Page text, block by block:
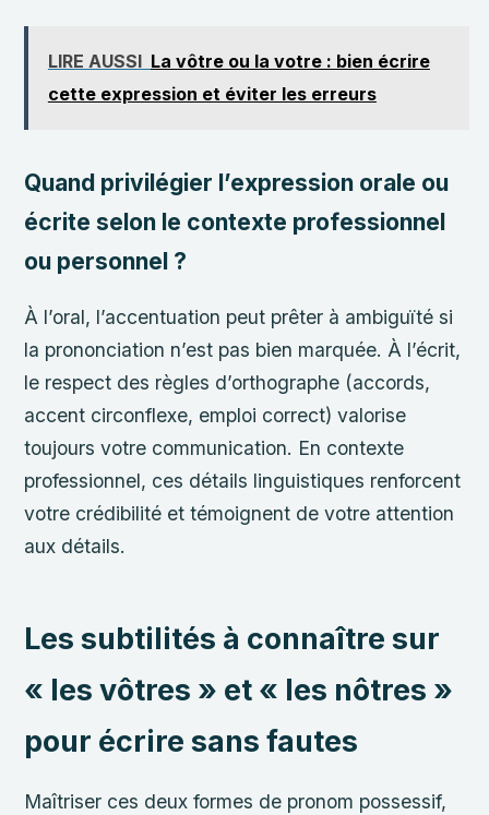
LIRE AUSSI La vôtre ou la votre : bien écrire
cette expression et éviter les erreurs
Quand privilégier l’expression orale ou
écrite selon le contexte professionnel
ou personnel ?
À l’oral, l’accentuation peut prêter à ambiguïté si
la prononciation n’est pas bien marquée. À l’écrit,
le respect des règles d’orthographe (accords,
accent circonflexe, emploi correct) valorise
toujours votre communication. En contexte
professionnel, ces détails linguistiques renforcent
votre crédibilité et témoignent de votre attention
aux détails.
Les subtilités à connaître sur
« les vôtres » et « les nôtres »
pour écrire sans fautes
Maîtriser ces deux formes de pronom possessif,